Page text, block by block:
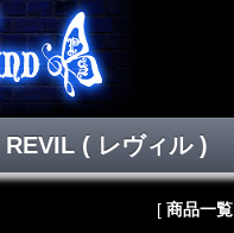
REVIL ( レヴィル )
[ 商品一覧